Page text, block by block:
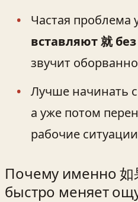
Частая проблема
вставляют 就
звучит
Лучше начинать с
а уже потом
рабочие
Почему именно 如
быстро меняет